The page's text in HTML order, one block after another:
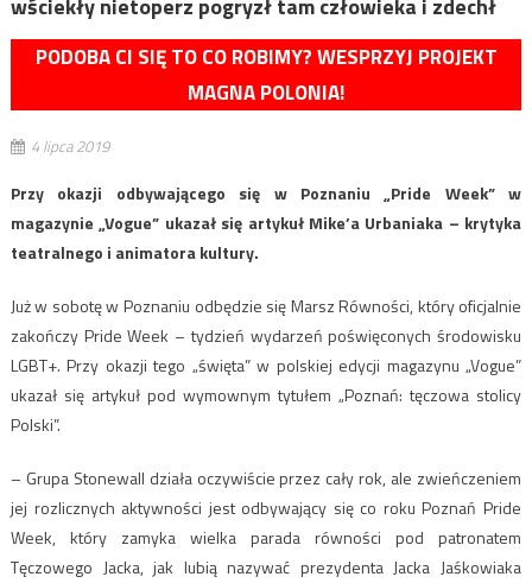
wściekły nietoperz pogryzł tam człowieka i zdechł
PODOBA CI SIĘ TO CO ROBIMY? WESPRZYJ PROJEKT
MAGNA POLONIA!
4 lipca 2019
Przy okazji odbywającego się w Poznaniu „Pride Week” w
magazynie „Vogue” ukazał się artykuł Mike’a Urbaniaka – krytyka
teatralnego i animatora kultury.
Już w sobotę w Poznaniu odbędzie się Marsz Równości, który oficjalnie
zakończy Pride Week – tydzień wydarzeń poświęconych środowisku
LGBT+. Przy okazji tego „święta” w polskiej edycji magazynu „Vogue”
ukazał się artykuł pod wymownym tytułem „Poznań: tęczowa stolicy
Polski”.
– Grupa Stonewall działa oczywiście przez cały rok, ale zwieńczeniem
jej rozlicznych aktywności jest odbywający się co roku Poznań Pride
Week, który zamyka wielka parada równości pod patronatem
Tęczowego Jacka, jak lubią nazywać prezydenta Jacka Jaśkowiaka